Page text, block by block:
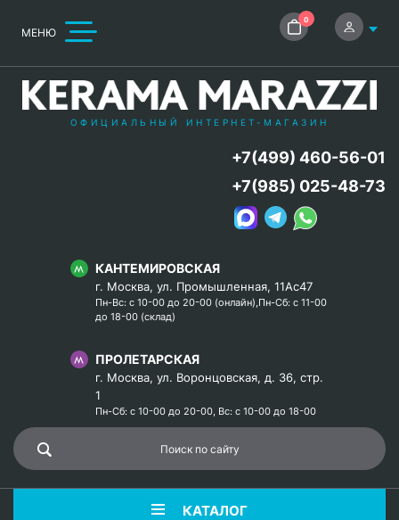
МЕНЮ
0
ОФИЦИАЛЬНЫЙ ИНТЕРНЕТ-МАГАЗИН
КАНТЕМИРОВСКАЯ
г. Москва, ул. Промышленная, 11Ас47
Пн-Вс: с 10-00 до 20-00 (онлайн),Пн-Сб: с 11-00
до 18-00 (склад)
ПРОЛЕТАРСКАЯ
г. Москва, ул. Воронцовская, д. 36, стр.
1
Пн-Сб: с 10-00 до 20-00, Вс: с 10-00 до 18-00
+7(499) 460-56-01
+7(985) 025-48-73
КАТАЛОГ